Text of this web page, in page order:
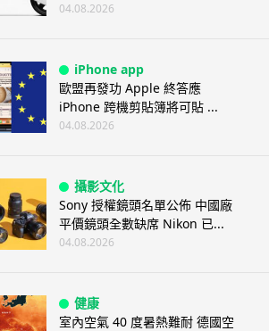
04.08.2026
iPhone app
歐盟再發功 Apple 終答應
iPhone 跨機剪貼簿將可貼 ...
04.08.2026
攝影文化
Sony 授權鏡頭名單公佈 中國廠
平價鏡頭全數缺席 Nikon 已...
04.08.2026
健康
室內空氣 40 度暑熱難耐 德國空